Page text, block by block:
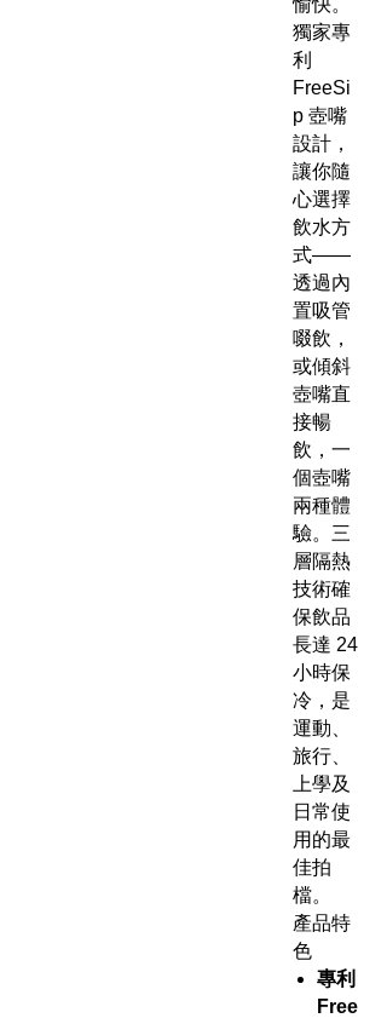
獨家專
利
FreeSi
p 壺嘴
設計，
讓你隨
心選擇
飲水方
式——
透過內
置吸管
啜飲，
或傾斜
壺嘴直
接暢
飲，一
個壺嘴
兩種體
驗。三
層隔熱
技術確
保飲品
長達 24
小時保
冷，是
運動、
旅行、
上學及
日常使
用的最
佳拍
檔。
產品特
色
專利
Free